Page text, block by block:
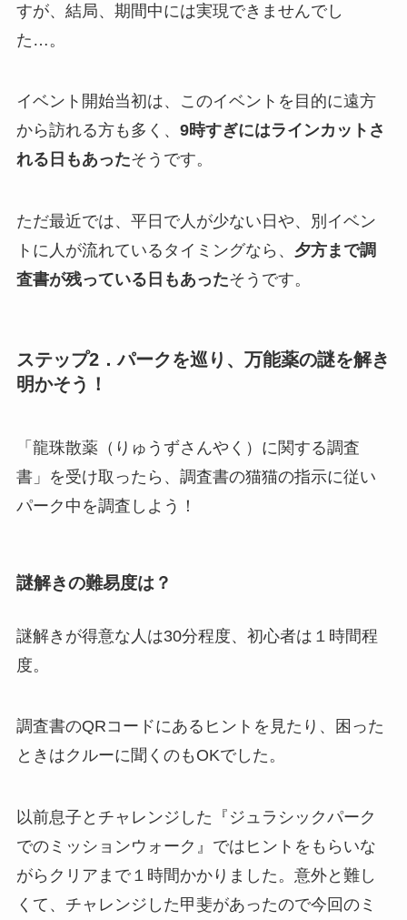
すが、結局、期間中には実現できませんでし
た…。
イベント開始当初は、このイベントを目的に遠方
から訪れる方も多く、 9時すぎにはラインカットさ
れる日もあったそうです。
ただ最近では、平日で人が少ない日や、別イベン
トに人が流れているタイミングなら、 夕方まで調
査書が残っている日もあったそうです。
ステップ2．パークを巡り、万能薬の謎を解き
明かそう！
「龍珠散薬（りゅうずさんやく）に関する調査
書」を受け取ったら、調査書の猫猫の指示に従い
パーク中を調査しよう！
謎解きの難易度は？
謎解きが得意な人は30分程度、初心者は１時間程
度。
調査書のQRコードにあるヒントを見たり、困った
ときはクルーに聞くのもOKでした。
以前息子とチャレンジした『ジュラシックパーク
でのミッションウォーク』ではヒントをもらいな
がらクリアまで１時間かかりました。意外と難し
くて、チャレンジした甲斐があったので今回のミ